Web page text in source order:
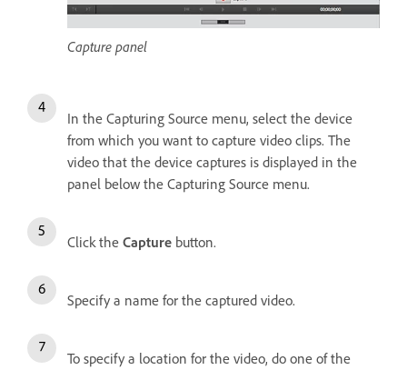
Capture panel
In the Capturing Source menu, select the device
from which you want to capture video clips. The
video that the device captures is displayed in the
panel below the Capturing Source menu.
Click the Capture button.
Specify a name for the captured video.
To specify a location for the video, do one of the